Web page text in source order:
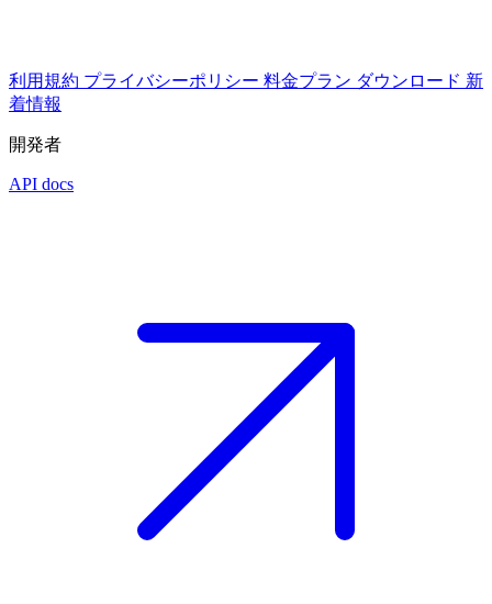
利用規約 プライバシーポリシー 料金プラン ダウンロード 新
着情報
開発者
API docs